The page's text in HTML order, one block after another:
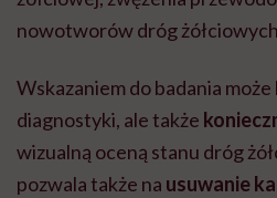
nowotworów dróg
Wskazaniem do badania
diagnostyki, ale także
wizualną oceną stanu dróg
pozwala także na usuwanie